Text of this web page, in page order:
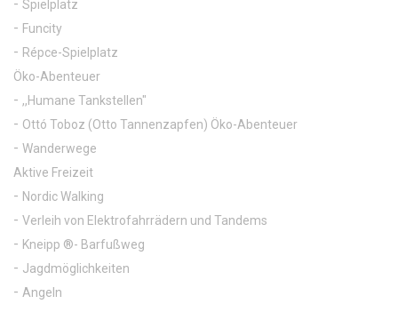
Spielplatz
Funcity
Répce-Spielplatz
Öko-Abenteuer
,,Humane Tankstellen"
Ottó Toboz (Otto Tannenzapfen) Öko-Abenteuer
Wanderwege
Aktive Freizeit
Nordic Walking
Verleih von Elektrofahrrädern und Tandems
Kneipp ®- Barfußweg
Jagdmöglichkeiten
Angeln